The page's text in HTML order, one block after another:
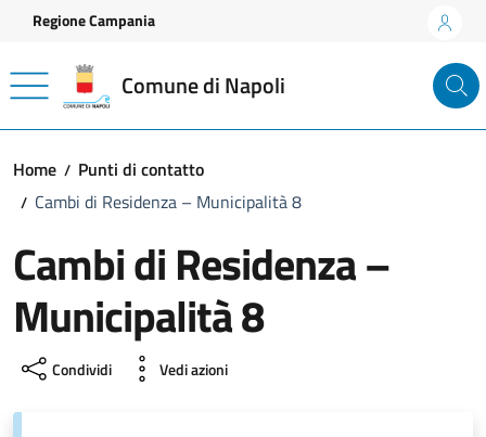
Vai ai contenuti
Vai al footer
Regione Campania
Comune di Napoli
Home
Punti di contatto
Cambi di Residenza – Municipalità 8
Cambi di Residenza –
Municipalità 8
Condividi Vedi azioni